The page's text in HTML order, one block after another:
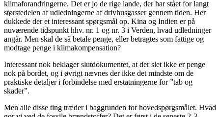
klimaforandringerne. Det er jo de rige lande, der har stået for langt
størstedelen af udledningerne af drivhusgasser gennem tiden. Her
dukkede der et interessant spørgsmål op. Kina og Indien er på
nuværende tidspunkt hhv. nr. 1 og nr. 3 i Verden, hvad udledninger
angår. Men skal de så betale penge, eller betragtes som fattige og
modtage penge i klimakompensation?
Interessant nok beklager slutdokumentet, at der slet ikke er penge
nok på bordet, og i øvrigt nævnes der ikke det mindste om de
praktiske detaljer i forbindelse med erstatningerne for ”tab og
skader”.
Men alle disse ting træder i baggrunden for hovedspørgsmålet. Hvad